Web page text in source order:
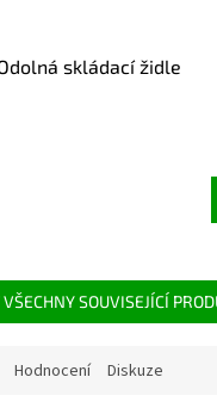
skládací židle
SOUVISEJÍCÍ
Hodnocení Diskuze